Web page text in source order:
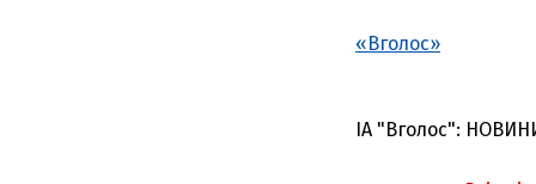
«Вголос»
ІА "Вголос":